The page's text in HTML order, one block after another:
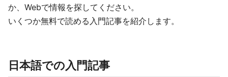
か、Webで情報を探してください。
いくつか無料で読める入門記事を紹介します。
日本語での入門記事